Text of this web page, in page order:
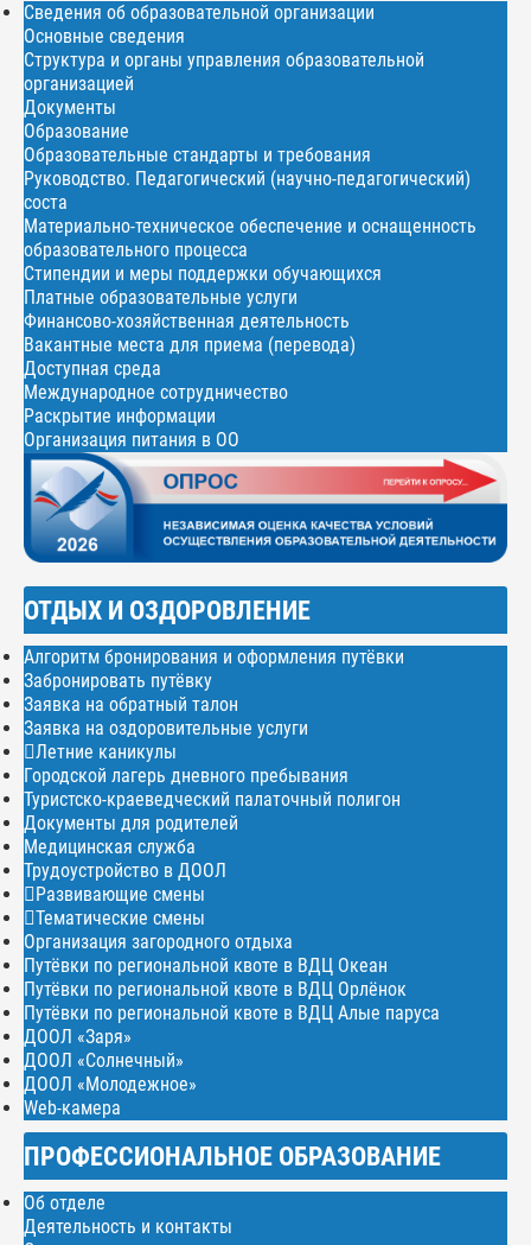
Сведения об образовательной организации
Основные сведения
Структура и органы управления образовательной
организацией
Документы
Образование
Образовательные стандарты и требования
Руководство. Педагогический (научно-педагогический)
соста
Материально-техническое обеспечение и оснащенность
образовательного процесса
Стипендии и меры поддержки обучающихся
Платные образовательные услуги
Финансово-хозяйственная деятельность
Вакантные места для приема (перевода)
Доступная среда
Международное сотрудничество
Раскрытие информации
Организация питания в ОО
ОТДЫХ И ОЗДОРОВЛЕНИЕ
Алгоритм бронирования и оформления путёвки
Забронировать путёвку
Заявка на обратный талон
Заявка на оздоровительные услуги
Летние каникулы
Городской лагерь дневного пребывания
Туристско-краеведческий палаточный полигон
Документы для родителей
Медицинская служба
Трудоустройство в ДООЛ
Развивающие смены
Тематические смены
Организация загородного отдыха
Путёвки по региональной квоте в ВДЦ Океан
Путёвки по региональной квоте в ВДЦ Орлёнок
Путёвки по региональной квоте в ВДЦ Алые паруса
ДООЛ «Заря»
ДООЛ «Солнечный»
ДООЛ «Молодежное»
Web-камера
ПРОФЕССИОНАЛЬНОЕ ОБРАЗОВАНИЕ
Об отделе
Деятельность и контакты